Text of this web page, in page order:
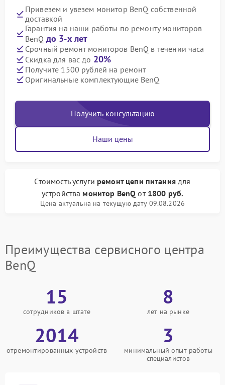
Привезем и увезем монитор BenQ собственной
доставкой
Гарантия на наши работы по ремонту мониторов
BenQ до 3-х лет
Срочный ремонт мониторов BenQ в течении часа
Скидка для вас до 20%
Получите 1500 рублей на ремонт
Оригинальные комплектующие BenQ
Получить консультацию
Наши цены
Стоимость услуги ремонт цепи питаниядля
устройства монитор BenQ от 1800 руб.
Цена актуальна на текущую дату 09.08.2026
Преимущества сервисного центра
BenQ
15
сотрудников в штате
8
лет на рынке
2014
отремонтированных устройств
3
минимальный опыт работы
специалистов